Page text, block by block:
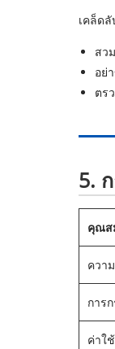
เคล็ด
สว
อย่
ตร
5.
คุณส
ควา
การ
ค่าใ